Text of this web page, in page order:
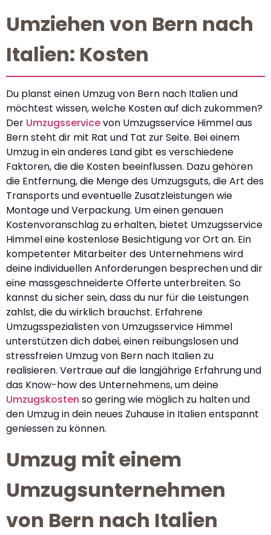
Umziehen von Bern nach
Italien: Kosten
Du planst einen Umzug von Bern nach Italien und
möchtest wissen, welche Kosten auf dich zukommen?
Der Umzugsservicevon Umzugsservice Himmel aus
Bern steht dir mit Rat und Tat zur Seite. Bei einem
Umzug in ein anderes Land gibt es verschiedene
Faktoren, die die Kosten beeinflussen. Dazu gehören
die Entfernung, die Menge des Umzugsguts, die Art des
Transports und eventuelle Zusatzleistungen wie
Montage und Verpackung. Um einen genauen
Kostenvoranschlag zu erhalten, bietet Umzugsservice
Himmel eine kostenlose Besichtigung vor Ort an. Ein
kompetenter Mitarbeiter des Unternehmens wird
deine individuellen Anforderungen besprechen und dir
eine massgeschneiderte Offerte unterbreiten. So
kannst du sicher sein, dass du nur für die Leistungen
zahlst, die du wirklich brauchst. Erfahrene
Umzugsspezialisten von Umzugsservice Himmel
unterstützen dich dabei, einen reibungslosen und
stressfreien Umzug von Bern nach Italien zu
realisieren. Vertraue auf die langjährige Erfahrung und
das Know-how des Unternehmens, um deine
Umzugskosten so gering wie möglich zu halten und
den Umzug in dein neues Zuhause in Italien entspannt
geniessen zu können.
Umzug mit einem
Umzugsunternehmen
von Bern nach Italien